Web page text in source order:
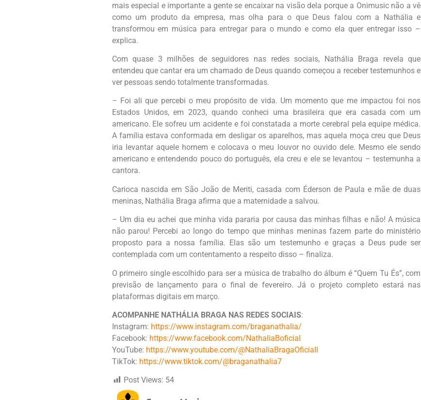
mais especial e importante a gente se encaixar na visão dela porque a Onimusic não a vê
como um produto da empresa, mas olha para o que Deus falou com a Nathália e
transformou em música para entregar para o mundo e como ela quer entregar isso –
explica.
Com quase 3 milhões de seguidores nas redes sociais, Nathália Braga revela que
entendeu que cantar era um chamado de Deus quando começou a receber testemunhos e
ver pessoas sendo totalmente transformadas.
– Foi ali que percebi o meu propósito de vida. Um momento que me impactou foi nos
Estados Unidos, em 2023, quando conheci uma brasileira que era casada com um
americano. Ele sofreu um acidente e foi constatada a morte cerebral pela equipe médica.
A família estava conformada em desligar os aparelhos, mas aquela moça creu que Deus
iria levantar aquele homem e colocava o meu louvor no ouvido dele. Mesmo ele sendo
americano e entendendo pouco do português, ela creu e ele se levantou – testemunha a
cantora.
Carioca nascida em São João de Meriti, casada com Éderson de Paula e mãe de duas
meninas, Nathália Braga afirma que a maternidade a salvou.
– Um dia eu achei que minha vida pararia por causa das minhas filhas e não! A música
não parou! Percebi ao longo do tempo que minhas meninas fazem parte do ministério
proposto para a nossa família. Elas são um testemunho e graças a Deus pude ser
contemplada com um contentamento a respeito disso – finaliza.
O primeiro single escolhido para ser a música de trabalho do álbum é “Quem Tu És”, com
previsão de lançamento para o final de fevereiro. Já o projeto completo estará nas
plataformas digitais em março.
ACOMPANHE NATHÁLIA BRAGA NAS REDES SOCIAIS:
Instagram: https://www.instagram.com/braganathalia/
Facebook: https://www.facebook.com/NathaliaBoficial
YouTube: https://www.youtube.com/@NathaliaBragaOficiall
TikTok: https://www.tiktok.com/@braganathalia7
Post Views: 54